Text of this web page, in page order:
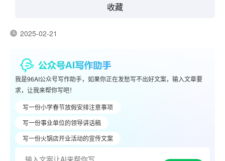
收藏
2025-02-21
我是96AI公众号写作助手，如果你正在发愁写不出好文案，输入文章要
求，让我来帮你写吧！
写一份小学春节放假安排注意事项
写一份事业单位的领导讲话稿
写一份火锅店开业活动的宣传文案